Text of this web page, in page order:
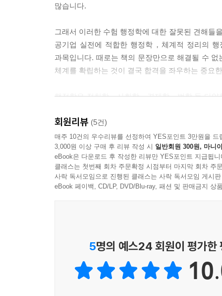
UNIT 6 조직과 환경
UNIT 1 조직 동태화 및 관리모형
UNIT 2 목표관리제
UNIT 3 총체적 품질관리
05 정책집행
UNIT 2 성공적 정책집행 요인
UNIT 1 정책평가의 의의
UNIT 2 정책평가의 요소
UNIT 3 정책평가의 실험
UNIT 4 정부업무평가제(심사평가제)
UNIT 5 기획
UNIT 1 인사행정의 의의
UNIT 2 인사행정의 발달
UNIT 3 직업공무원제
UNIT 4 적극적 인사행정
많습니다.
그래서 이러한 수험 행정학에 대한 잘못된 견해들
공기업 실전에 적합한 행정학，체계적 정리의
과목입니다. 때로는 책의 문장만으로 해결될 수
체계를 확립하는 것이 결국 합격을 좌우하는 중요
행정학은 정치학，사회학，경제학，법학 등 다
중요한 과목입니다. 시험합격이라는 근본적 목적
기본서입니다.
최신 개정사항，법령 개정，제도 개편 사항 등을
· 기본 이해와 심화된 내용을 체계적으로 연
편재하였습니다. 그래서 공기업 기출에 바로 적용
· 각 장별로 핵심요약의 입체적 정리와，기출
총체적으로 구성하였습니다.
회원리뷰 (5건)
매주 10건의 우수리뷰를 선정하여 YES포인트 3만원을 드
3,000원 이상 구매 후 리뷰 작성 시 일반회원 300원, 마니
eBook은 다운로드 후 작성한 리뷰만 YES포인트 지급됩니
클래스는 첫번째 회차 주문확정 시점부터 마지막 회차 주
사락 독서모임으로 진행된 클래스는 사락 독서모임 게시
eBook 페이백, CD/LP, DVD/Blu-ray, 패션 및 판매금지 상
5명의 예스24 회원이 평가한